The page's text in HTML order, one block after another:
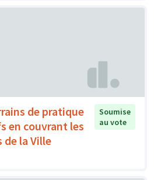
de pratique
en couvrant les
la Ville
Soumise
au vote